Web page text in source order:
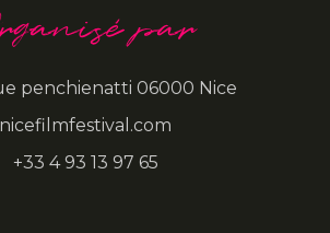
par
penchienatti 06000 Nice
nicefilmfestival.com
+33 4 93 13 97 65